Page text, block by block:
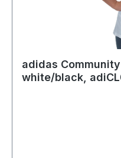
adidas
white/black,